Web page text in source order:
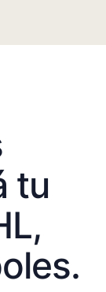
tu